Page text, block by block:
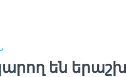
են